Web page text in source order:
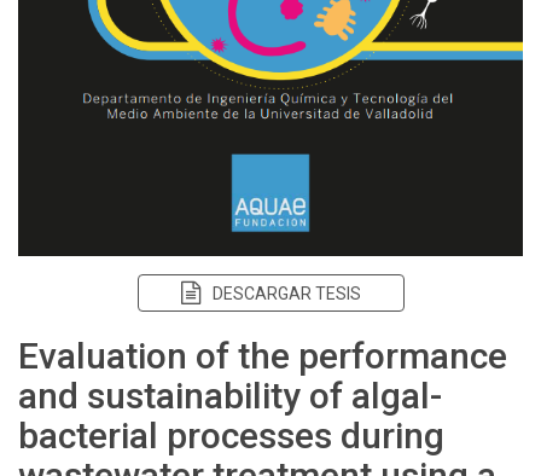
DESCARGAR TESIS
Evaluation of the performance
and sustainability of algal-
bacterial processes during